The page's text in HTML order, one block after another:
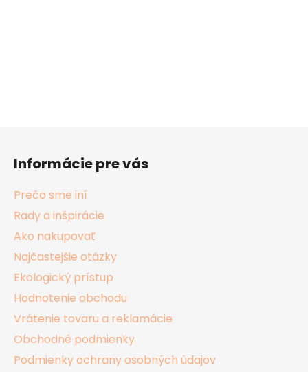
Informácie pre vás
Prečo sme iní
Rady a inšpirácie
Ako nakupovať
Najčastejšie otázky
Ekologický prístup
Hodnotenie obchodu
Vrátenie tovaru a reklamácie
Obchodné podmienky
Podmienky ochrany osobných údajov